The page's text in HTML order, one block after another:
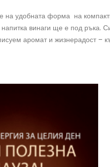
на удобната форма на
винаги ще е под ръка.
аромат и жизнерадост –